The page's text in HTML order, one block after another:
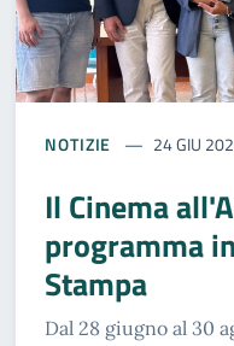
NOTIZIE 24 GIU
Il Cinema
programma
Stampa
Dal 28 giugno al 30